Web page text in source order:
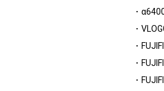
・
・
・
・
・